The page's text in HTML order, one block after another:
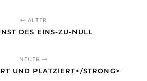
ÄLTER
DES EINS-ZU-NULL
NEUER
UND PLATZIERT</STRONG>